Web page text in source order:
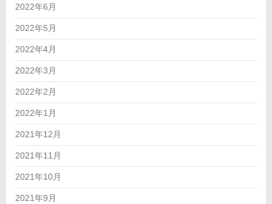
2022年6月
2022年5月
2022年4月
2022年3月
2022年2月
2022年1月
2021年12月
2021年11月
2021年10月
2021年9月